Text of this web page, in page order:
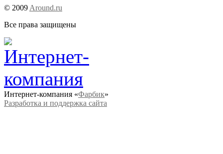
© 2009 Around.ru
Все права защищены
Интернет-компания «Фарбик»
Разработка и поддержка сайта